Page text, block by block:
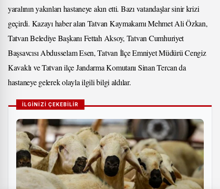
yaralının yakınları hastaneye akın etti. Bazı vatandaşlar sinir krizi
geçirdi. Kazayı haber alan Tatvan Kaymakamı Mehmet Ali Özkan,
Tatvan Belediye Başkanı Fettah Aksoy, Tatvan Cumhuriyet
Başsavcısı Abdusselam Esen, Tatvan İlçe Emniyet Müdürü Cengiz
Kavaklı ve Tatvan ilçe Jandarma Komutanı Sinan Tercan da
hastaneye gelerek olayla ilgili bilgi aldılar.
İLGİNİZİ ÇEKEBİLİR